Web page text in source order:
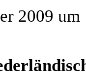
2009 um